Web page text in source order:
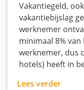
Vakantiegeld,
vakantiebijslag
werknemer
minimaal 8%
werknemer, dus
hotels) heeft in
Lees verder